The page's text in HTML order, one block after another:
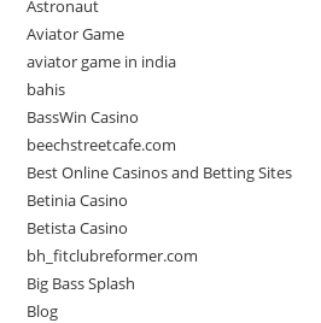
Astronaut
Aviator Game
aviator game in india
bahis
BassWin Casino
beechstreetcafe.com
Best Online Casinos and Betting Sites
Betinia Casino
Betista Casino
bh_fitclubreformer.com
Big Bass Splash
Blog